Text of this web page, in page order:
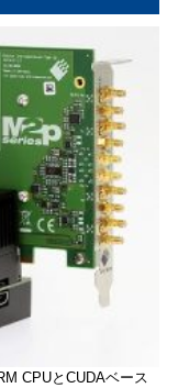
CPUとCUDAベース